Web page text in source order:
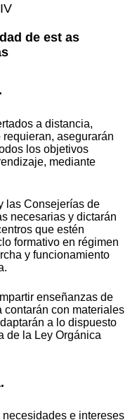
de est as
a distancia,
asegurarán
los objetivos
mediante
las Consejerías de
necesarias y dictarán
que estén
formativo en régimen
y funcionamiento
enseñanzas de
contarán con materiales
a lo dispuesto
de la Ley Orgánica
e intereses